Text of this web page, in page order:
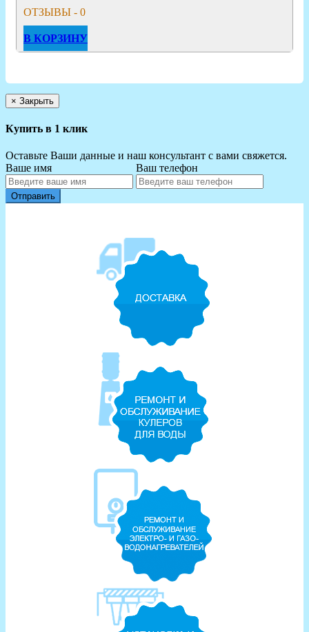
ОТЗЫВЫ - 0
В КОРЗИНУ
× Закрыть
Купить в 1 клик
Оставьте Ваши данные и наш консультант с вами свяжется.
Ваше имя
Ваш телефон
Отправить